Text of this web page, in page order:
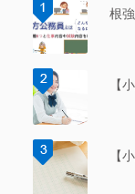
根
【
【